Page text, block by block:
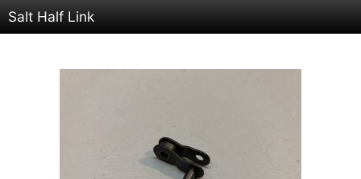
Salt Half Link